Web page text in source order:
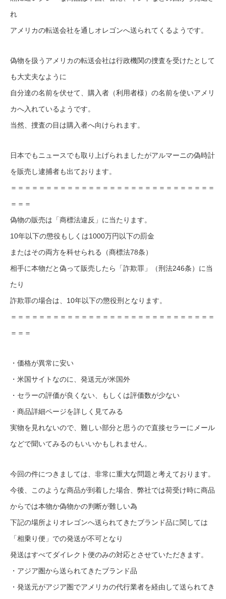
れ
アメリカの転送会社を通しオレゴンへ送られてくるようです。
偽物を扱うアメリカの転送会社は行政機関の捜査を受けたとして
も大丈夫なように
自分達の名前を伏せて、購入者（利用者様）の名前を使いアメリ
カへ入れているようです。
当然、捜査の目は購入者へ向けられます。
日本でもニュースでも取り上げられましたがアルマーニの偽時計
を販売し逮捕者も出ております。
＝＝＝＝＝＝＝＝＝＝＝＝＝＝＝＝＝＝＝＝＝＝＝＝＝＝＝＝＝
＝＝＝
偽物の販売は「商標法違反」に当たります。
10年以下の懲役もしくは1000万円以下の罰金
またはその両方を科せられる（商標法78条）
相手に本物だと偽って販売したら「詐欺罪」（刑法246条）に当
たり
詐欺罪の場合は、10年以下の懲役刑となります。
＝＝＝＝＝＝＝＝＝＝＝＝＝＝＝＝＝＝＝＝＝＝＝＝＝＝＝＝＝
＝＝＝
・価格が異常に安い
・米国サイトなのに、発送元が米国外
・セラーの評価が良くない、もしくは評価数が少ない
・商品詳細ページを詳しく見てみる
実物を見れないので、難しい部分と思うので直接セラーにメール
などで聞いてみるのもいいかもしれません。
今回の件につきましては、非常に重大な問題と考えております。
今後、このような商品が到着した場合、弊社では荷受け時に商品
からでは本物か偽物かの判断が難しい為
下記の場所よりオレゴンへ送られてきたブランド品に関しては
「相乗り便」での発送が不可となり
発送はすべてダイレクト便のみの対応とさせていただきます。
・アジア圏から送られてきたブランド品
・発送元がアジア圏でアメリカの代行業者を経由して送られてき